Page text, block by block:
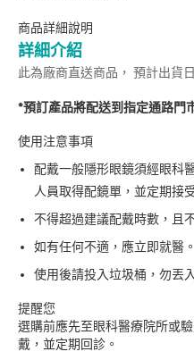
商品詳細說明
詳細介紹
此為廠商直送商品， 預計出貨
*預訂產品將配送到指定通路門
使用注意事項
配戴一般隱形眼鏡須經眼科
人員取得配鏡單，並定期接
不得超過建議配戴時數，且
如有任何不適，應立即就醫。
使用後請投入垃圾桶，勿丟
提醒您
選購前應先至眼科醫療院所或
戴，並定期回診。